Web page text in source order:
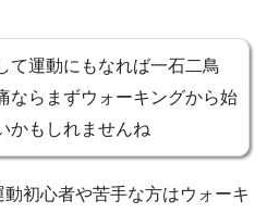
て運動にもなれば一石二鳥
ならまずウォーキングから始
かもしれませんね
初心者や苦手な方はウォーキ